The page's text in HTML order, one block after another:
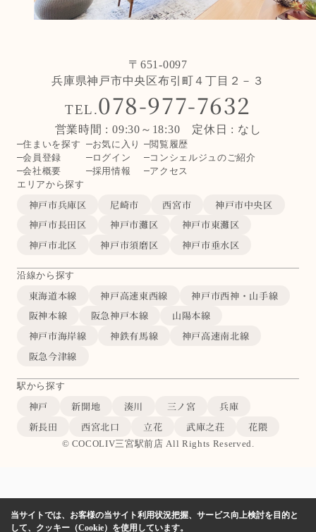
〒651-0097
兵庫県神戸市中央区布引町４丁目２－３
TEL.078-977-7632
営業時間 : 09:30～18:30 定休日 : なし
住まいを探す お気に入り
閲覧履歴
会員登録
ログイン
コンシェルジュのご紹介
会社概要
採用情報
アクセス
エリアから探す
神戸市兵庫区 尼崎市 西宮市
神戸市中央区
神戸市長田区
神戸市灘区
神戸市東灘区
神戸市北区
神戸市須磨区 神戸市垂水区
沿線から探す
東海道本線 神戸高速東西線
神戸市西神・山手線
阪神本線
阪急神戸本線
山陽本線
神戸市海岸線
神鉄有馬線
神戸高速南北線
阪急今津線
駅から探す
神戸 新開地 湊川 三ノ宮
兵庫
新長田
西宮北口 立花 武庫之荘 花隈
© COCOLIV三宮駅前店 All Rights Reserved.
当サイトでは、お客様の当サイト利用状況把握、サービス向上検討を目的と
して、クッキー（Cookie）を使用しています。